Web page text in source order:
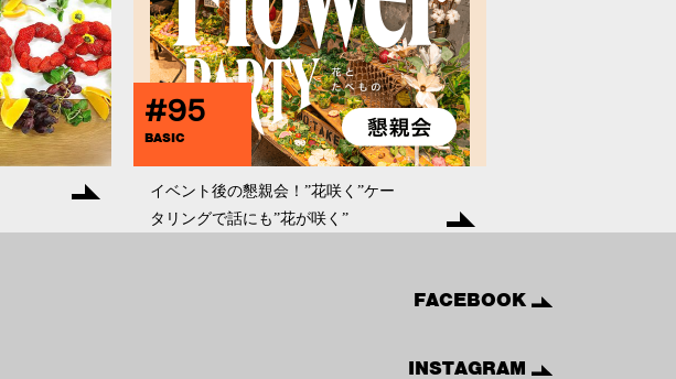
#95
BASIC
イベント後の懇親会！”花咲く”ケー
タリングで話にも”花が咲く”
FACEBOOK
INSTAGRAM